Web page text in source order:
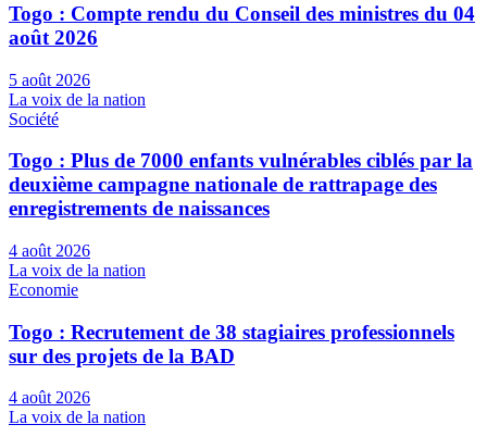
Togo : Compte rendu du Conseil des ministres du 04
août 2026
5 août 2026
La voix de la nation
Société
Togo : Plus de 7000 enfants vulnérables ciblés par la
deuxième campagne nationale de rattrapage des
enregistrements de naissances
4 août 2026
La voix de la nation
Economie
Togo : Recrutement de 38 stagiaires professionnels
sur des projets de la BAD
4 août 2026
La voix de la nation